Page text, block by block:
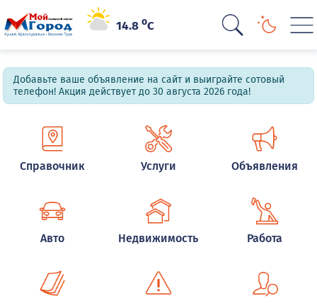
14.8oC
Добавьте ваше объявление на сайт и выиграйте сотовый
телефон! Акция действует до 30 августа 2026 года!
Справочник Услуги Объявления
Авто Недвижимость Работа